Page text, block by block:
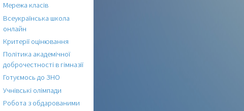
Мережа класів
Всеукраїнська школа
онлайн
Критерії оцінювання
Політика академічної
доброчестності в гімназії
Готуємось до ЗНО
Учнівські олімпади
Робота з обдарованими